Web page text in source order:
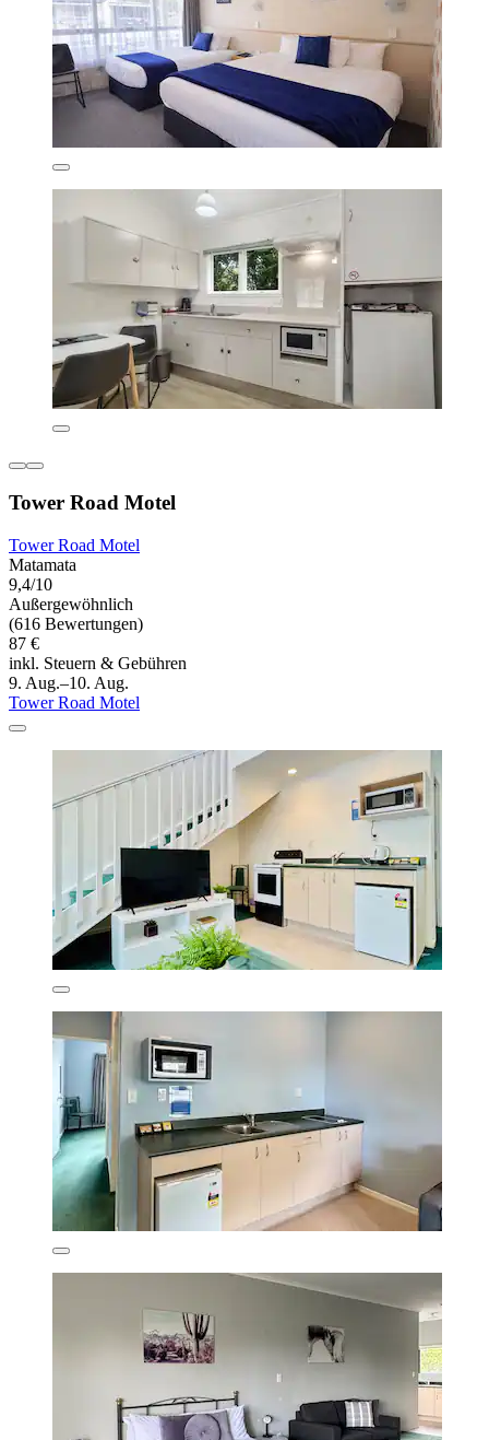
Tower Road Motel
Tower Road Motel
Matamata
9,4/10
Außergewöhnlich
(616 Bewertungen)
87 €
inkl. Steuern & Gebühren
9. Aug.–10. Aug.
Tower Road Motel